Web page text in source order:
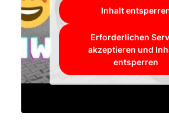
Inhalt
Erforderlichen
akzeptieren und
entsperren